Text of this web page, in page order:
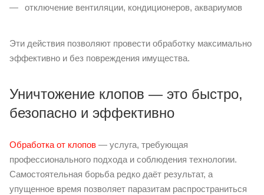
отключение вентиляции, кондиционеров, аквариумов
Эти действия позволяют провести обработку максимально
эффективно и без повреждения имущества.
Уничтожение клопов — это быстро,
безопасно и эффективно
Обработка от клопов — услуга, требующая
профессионального подхода и соблюдения технологии.
Самостоятельная борьба редко даёт результат, а
упущенное время позволяет паразитам распространиться